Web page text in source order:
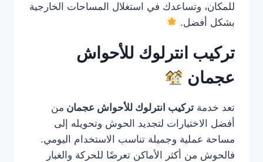
للمكان، وتساعدك في استغلال المساحات الخارجية
بشكل أفضل.
تركيب انترلوك للأحواش
عجمان
تعد خدمة تركيب انترلوك للأحواش عجمان من
أفضل الاختيارات لتجديد الحوش وتحويله إلى
مساحة عملية وجميلة تناسب الاستخدام اليومي.
فالحوش من أكثر الأماكن تعرضًا للحركة والغبار